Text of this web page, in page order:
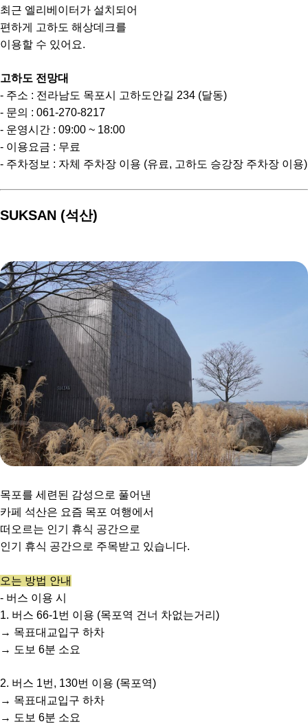
최근 엘리베이터가 설치되어
편하게 고하도 해상데크를
이용할 수 있어요.
고하도 전망대
- 주소 : 전라남도 목포시 고하도안길 234 (달동)
- 문의 : 061-270-8217
- 운영시간 : 09:00 ~ 18:00
- 이용요금 : 무료
- 주차정보 : 자체 주차장 이용 (유료, 고하도 승강장 주차장 이용)
SUKSAN (석산)
목포를 세련된 감성으로 풀어낸
카페 석산은 요즘 목포 여행에서
떠오르는 인기 휴식 공간으로
인기 휴식 공간으로 주목받고 있습니다.
오는 방법 안내
- 버스 이용 시
1. 버스 66-1번 이용 (목포역 건너 차없는거리)
→ 목표대교입구 하차
→ 도보 6분 소요
2. 버스 1번, 130번 이용 (목포역)
→ 목표대교입구 하차
→ 도보 6분 소요